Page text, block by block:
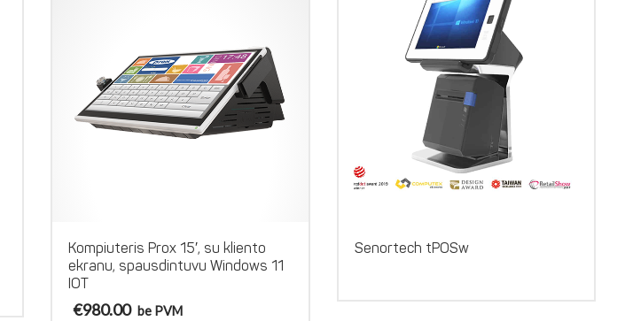
Kompiuteris Prox 15′, su kliento
ekranu, spausdintuvu Windows 11
IOT
€980.00 be PVM
Senortech tPOSw